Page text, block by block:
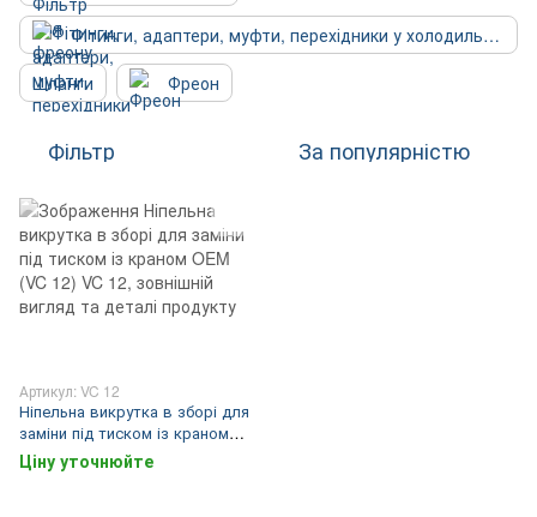
Фітинги, адаптери, муфти, перехідники у холодильник
Шланги
Фреон
Фільтр За популярністю
Артикул: VC 12
Ніпельна викрутка в зборі для
заміни під тиском із краном
OEM (VC 12)
Ціну уточнюйте